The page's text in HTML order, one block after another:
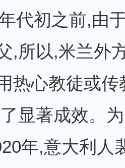
代初之前,由
,所以,米兰外
热心教徒或传
显著成效。
年,意大利人